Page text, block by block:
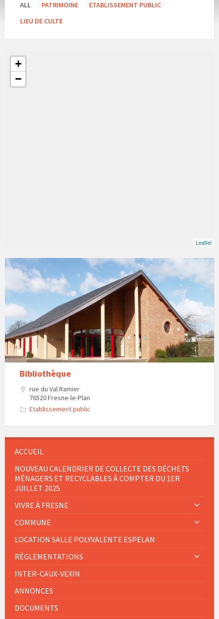
ALL PATRIMOINE
ETABLISSEMENT PUBLIC
LIEU DE CULTE
+
−
Leaflet
Bibliothèque
rue du Val Ramier
76520 Fresne-le-Plan
Etablissement public
ACCUEIL
NOUVEAU CALENDRIER DE COLLECTE DES DÉCHETS
MÉNAGERS ET RECYCLABLES À COMPTER DU 1ER
JUILLET 2025
VIVRE À FRESNE
COMMUNE
LOCATION SALLE POLYVALENTE ESPELAN
RÉGLEMENTATIONS
INTER-CAUX-VEXIN
ANNONCES
DOCUMENTS